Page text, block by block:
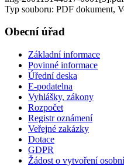
Typ souboru: PDF dokument,
Obecní úřad
Základní informace
Povinné informace
Úřední deska
E-podatelna
Vyhlášky, zákony
Rozpočet
Registr oznámení
Veřejné zakázky
Dotace
GDPR
Žádost o vytvoření